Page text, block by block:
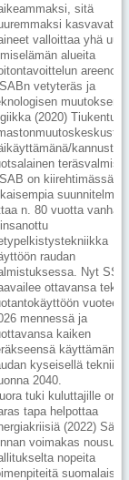
sitä
kasvavat
valloittaa yhä
alueita
vetyteräs ja
muutoksen
(2020)
on kiirehtimässä
n. 80 vuotta vanha,
raudan
Nyt
ottavansa
vuoteen
mennessä ja
kaiken
käyttämänsä
kyseisellä
2040.
tuki kuluttajille on
tapa helpottaa
(2022)
voimakas nousu
nopeita